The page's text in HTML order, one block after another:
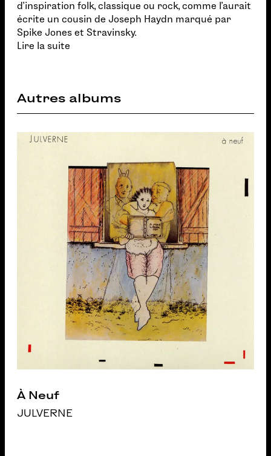
d'inspiration folk, classique ou rock, comme l'aurait
écrite un cousin de Joseph Haydn marqué par
Spike Jones et Stravinsky.
Lire la suite
Autres albums
À Neuf
JULVERNE